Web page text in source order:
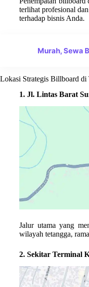
terlihat profesional
terhadap bisnis Anda.
Murah, Sewa
Lokasi Strategis Billboard di
1. Jl. Lintas Barat
Jalur utama yang
wilayah tetangga,
2. Sekitar Terminal